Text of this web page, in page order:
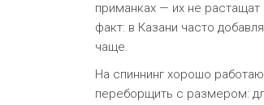
приманках — их не
факт: в Казани часто
чаще.
На спиннинг хорошо
переборщить с размером: